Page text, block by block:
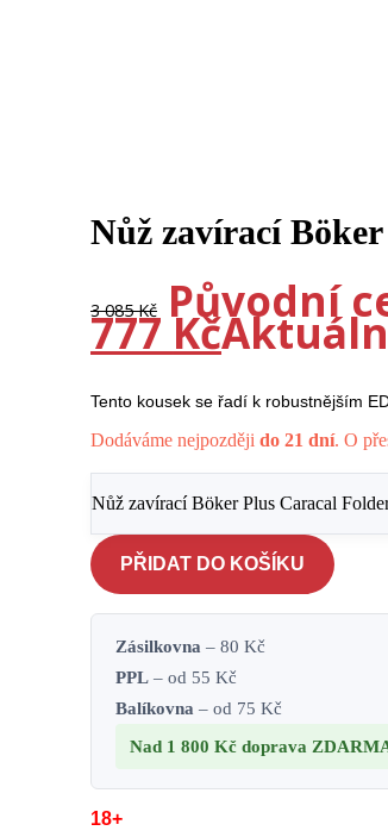
Nůž zavírací
3 085Kč Původní
777Kč
Tento kousek se řadí k robustnějším
Dodáváme nejpozdějido 21 dní. O
Nůž zavírací Böker Plus Caracal
PŘIDAT DO KOŠÍKU
Zásilkovna – 80 Kč
PPL – od 55 Kč
Balíkovna – od 75 Kč
Nad 1 800 Kčdoprava
18+